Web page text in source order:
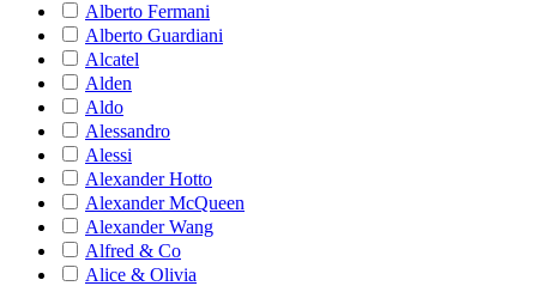
Alberto Fermani
Alberto Guardiani
Alcatel
Alden
Aldo
Alessandro
Alessi
Alexander Hotto
Alexander McQueen
Alexander Wang
Alfred & Co
Alice & Olivia